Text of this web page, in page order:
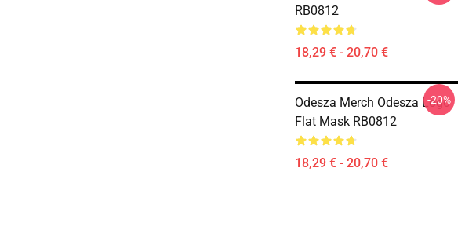
RB0812
18,29 € - 20,70 €
Odesza Merch Odesza Logo
Flat Mask RB0812
18,29 € - 20,70 €
-20%